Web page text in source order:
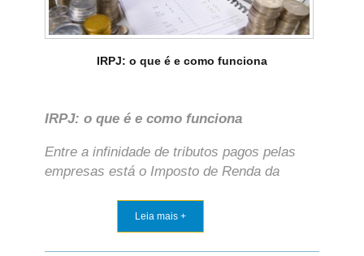
IRPJ: o que é e como funciona
IRPJ: o que é e como funciona
Entre a infinidade de tributos pagos pelas
empresas está o Imposto de Renda da
Leia mais +